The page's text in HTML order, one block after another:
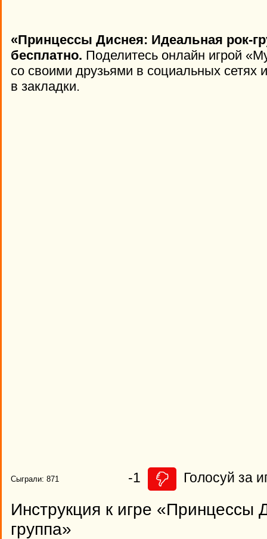
«Принцессы Диснея: Идеальная рок-
бесплатно. Поделитесь онлайн игрой
со своими друзьями в социальных сетях
в закладки.
Сыграли: 871 -1 Голосуй за
Инструкция к игре «Принцессы
группа»